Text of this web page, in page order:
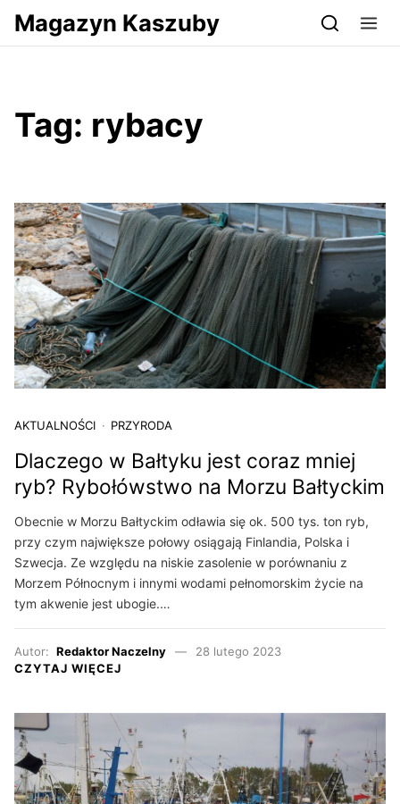
Przejdź do serwisu magazynkaszuby.pl
Magazyn Kaszuby
Tag: rybacy
AKTUALNOŚCI PRZYRODA
Dlaczego w Bałtyku jest coraz mniej
ryb? Rybołówstwo na Morzu Bałtyckim
Obecnie w Morzu Bałtyckim odławia się ok. 500 tys. ton ryb,
przy czym największe połowy osiągają Finlandia, Polska i
Szwecja. Ze względu na niskie zasolenie w porównaniu z
Morzem Północnym i innymi wodami pełnomorskim życie na
tym akwenie jest ubogie.…
Autor: Redaktor Naczelny
28 lutego 2023
CZYTAJ WIĘCEJ